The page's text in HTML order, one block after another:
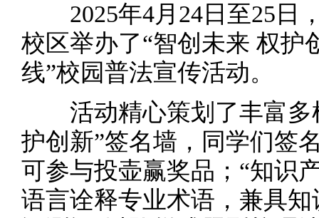
2025年4月24日至25日
校区举办了“智创未来 权
线”校园普法宣传活动。
活动精心策划了丰富多
护创新”签名墙，同学们签
可参与投壶赢奖品；“知识
语言诠释专业术语，兼具